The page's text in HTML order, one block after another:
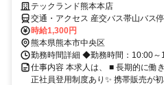
テックランド熊本本店
交通・アクセス 産交バス帯山バス
時給1,300円
熊本県熊本市中央区
勤務時間詳細 ◆勤務時間：10:00
仕事内容 本求人は、 ■ 長期的に働
正社員登用制度あり✨ 携帯販売が